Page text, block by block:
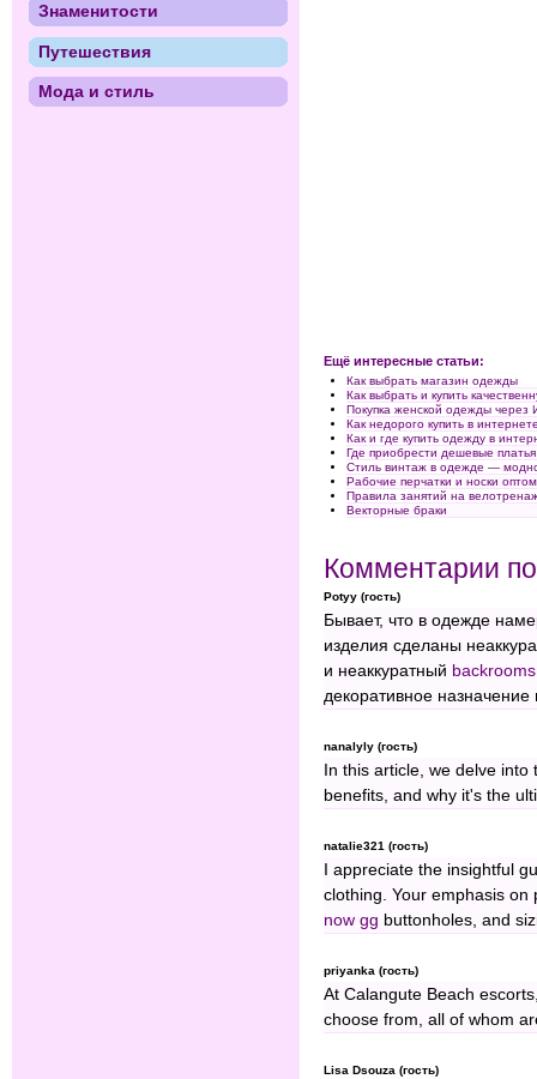
Ещё интересные статьи:
Как выбрать магазин одежды
Как выбрать и купить
Покупка женской одежды
Как недорого купить в
Как и где купить одежду в
Где приобрести дешевые
Стиль винтаж в одежде —
Рабочие перчатки и носки
Правила занятий на
Векторные браки
Комментарии
Potyy (гость)
Бывает, что в одежде
изделия сделаны
и неаккуратный
декоративное
nanalyly (гость)
In this article, we delve
benefits, and why it's the
natalie321 (гость)
I appreciate the insightful
clothing. Your emphasis
now gg buttonholes, and
priyanka (гость)
At Calangute Beach
choose from, all of whom
Lisa Dsouza (гость)
Знаменитости
Путешествия
Мода и стиль